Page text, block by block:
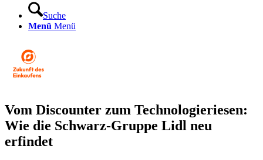
Suche
Menü Menü
Vom Discounter zum Technologieriesen:
Wie die Schwarz-Gruppe Lidl neu
erfindet